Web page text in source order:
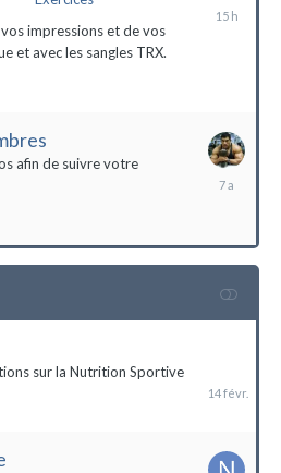
impressions et de vos
et avec les sangles TRX.
afin de suivre votre
18
sur la Nutrition Sportive